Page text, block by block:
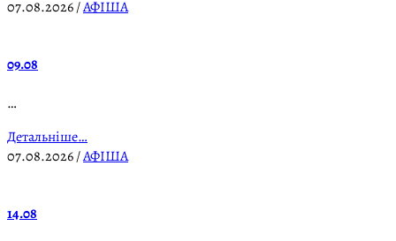
07.08.2026/АФІША
09.08
…
Детальніше…
07.08.2026/АФІША
14.08